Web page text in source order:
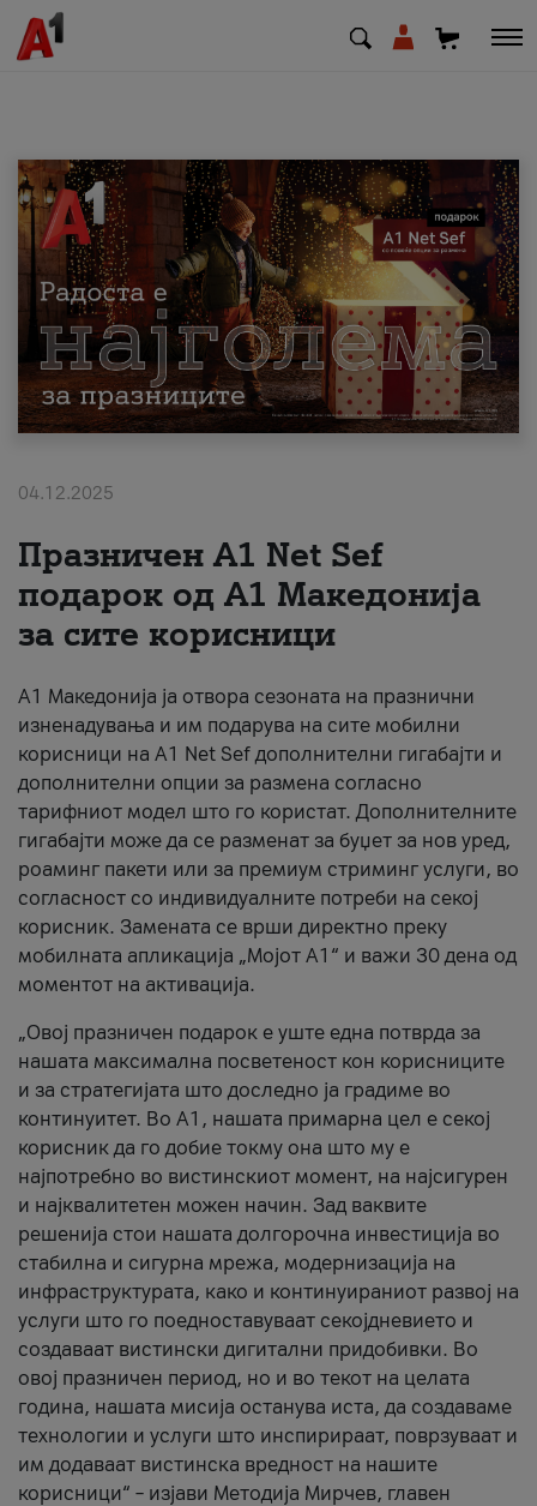
МК EN SQ
Приватни Деловни
Поддршка
Надополни кредит
За нас
#ПодобарОнлајн
04.12.2025
Празничен A1 Net Sеf
подарок од А1 Македонија
за сите корисници
А1 Македонија ја отвора сезоната на празнични
изненадувања и им подарува на сите мобилни
корисници на A1 Net Sef дополнителни гигабајти и
дополнителни опции за размена согласно
тарифниот модел што го користат. Дополнителните
гигабајти може да се разменат за буџет за нов уред,
роаминг пакети или за премиум стриминг услуги, во
согласност со индивидуалните потреби на секој
корисник. Замената се врши директно преку
мобилната апликација „Мојот А1“ и важи 30 дена од
моментот на активација.
„Овој празничен подарок е уште една потврда за
нашата максимална посветеност кон корисниците
и за стратегијата што доследно ја градиме во
континуитет. Во А1, нашата примарна цел е секој
корисник да го добие токму она што му е
најпотребно во вистинскиот момент, на најсигурен
и најквалитетен можен начин. Зад ваквите
решенија стои нашата долгорочна инвестиција во
стабилна и сигурна мрежа, модернизација на
инфраструктурата, како и континуираниот развој на
услуги што го поедноставуваат секојдневието и
создаваат вистински дигитални придобивки. Во
овој празничен период, но и во текот на целата
година, нашата мисија останува иста, да создаваме
технологии и услуги што инспирираат, поврзуваат и
им додаваат вистинска вредност на нашите
корисници“ – изјави Методија Мирчев, главен